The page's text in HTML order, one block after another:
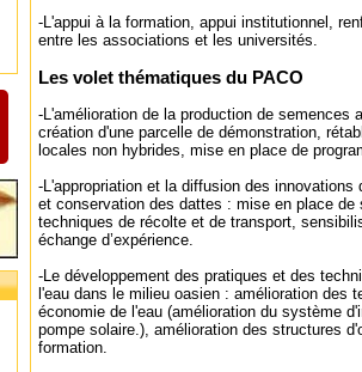
-L'appui à la formation, appui institutionnel,
entre les associations et les universités.
Les volet thématiques du PACO
-L'amélioration de la production de semences
création d'une parcelle de démonstration,
locales non hybrides, mise en place de
-L'appropriation et la diffusion des innovations
et conservation des dattes : mise en place
techniques de récolte et de transport,
échange d’expérience.
-Le développement des pratiques et des
l'eau dans le milieu oasien : amélioration des
économie de l'eau (amélioration du système
pompe solaire.), amélioration des structures
formation.